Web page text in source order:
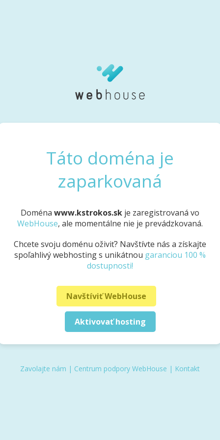
Táto doména je
zaparkovaná
Doména www.kstrokos.sk je zaregistrovaná vo
WebHouse, ale momentálne nie je prevádzkovaná.
Chcete svoju doménu oživiť? Navštívte nás a získajte
spoľahlivý webhosting s unikátnou garanciou 100 %
dostupnosti!
Navštíviť WebHouse
Aktivovať hosting
Zavolajte nám | Centrum podpory WebHouse | Kontakt